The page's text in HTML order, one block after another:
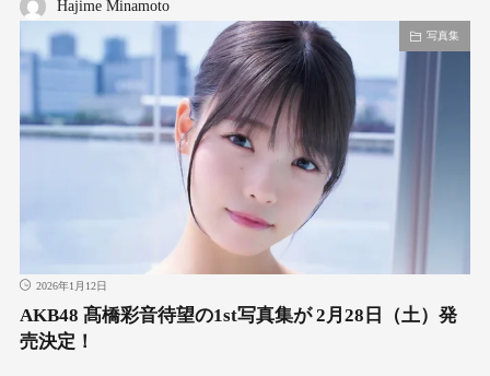
Hajime Minamoto
写真集
2026年1月12日
AKB48 髙橋彩音待望の1st写真集が 2月28日（土）発
売決定！